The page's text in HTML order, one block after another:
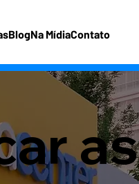
BlogNa MídiaContato
as